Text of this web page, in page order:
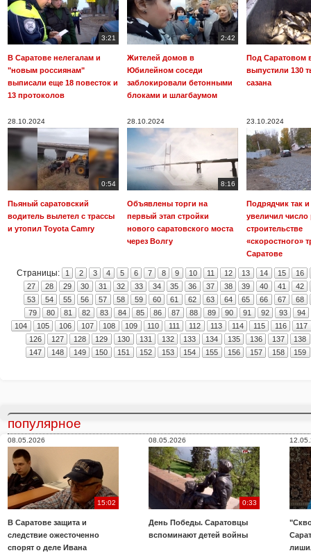
3:21
В Саратове нелегалам и
"новым россиянам"
выписали еще 18 повесток и
13 протоколов
2:42
Жителей домов в
Юбилейном соседи
заблокировали бетонными
блоками и шлагбаумом
Под Саратовом
выпустили 130
сазана
28.10.2024
0:54
Пьяный саратовский
водитель вылетел с трассы
и утопил Toyota Camry
28.10.2024
8:16
Объявлены торги на
первый этап стройки
нового саратовского моста
через Волгу
23.10.2024
Подрядчик так и
увеличил число
строительстве
«скоростного»
Саратове
Страницы: 1 2 3 4 5 6 7 8 9 10 11 12 13 14 15
16
27
28 29 30 31 32 33 34 35 36 37 38 39 40 41
42
53
54 55 56 57 58 59 60 61 62 63 64 65 66 67
68
79
80 81 82 83 84 85 86 87 88 89 90 91 92 93
94
104
105 106 107 108 109 110 111 112 113 114 115 116
117
126
127 128 129 130 131 132 133 134 135 136 137
138
147
148 149 150 151 152 153 154 155 156 157 158 159
популярное
08.05.2026
15:02
В Саратове защита и
следствие ожесточенно
спорят о деле Ивана
08.05.2026
0:33
День Победы. Саратовцы
вспоминают детей войны